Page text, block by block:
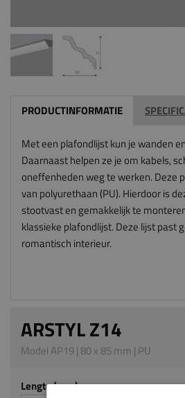
PRODUCTINFORMATIE
Met een plafondlijst kun je wanden
Daarnaast helpen ze je om kabels,
oneffenheden weg te werken. Deze
van polyurethaan (PU). Hierdoor is
stootvast en gemakkelijk te
klassieke plafondlijst. Deze lijst past
romantisch interieur.
ARSTYL Z14
Model AP19 | 80 x 85 mm | PU
Lengte (mm)